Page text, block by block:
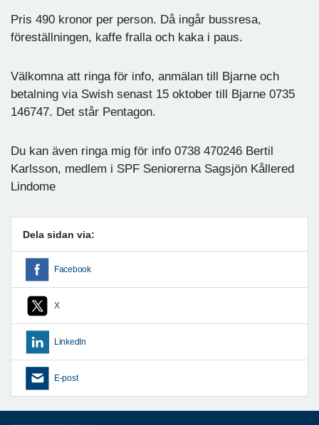
Pris 490 kronor per person. Då ingår bussresa,
föreställningen, kaffe fralla och kaka i paus.
Välkomna att ringa för info, anmälan till Bjarne och
betalning via Swish senast 15 oktober till Bjarne 0735
146747. Det står Pentagon.
Du kan även ringa mig för info 0738 470246 Bertil
Karlsson, medlem i SPF Seniorerna Sagsjön Kållered
Lindome
Dela sidan via:
Facebook
X
LinkedIn
E-post